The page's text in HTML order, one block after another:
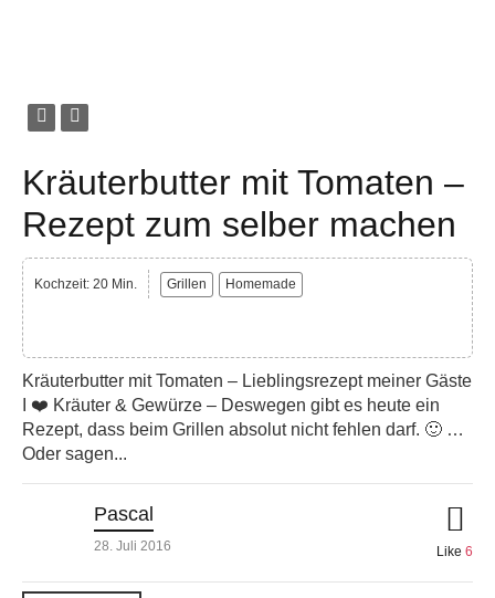
Kräuterbutter mit Tomaten –
Rezept zum selber machen
Kochzeit: 20 Min. Grillen Homemade
Kräuterbutter mit Tomaten – Lieblingsrezept meiner Gäste
I ❤️ Kräuter & Gewürze – Deswegen gibt es heute ein
Rezept, dass beim Grillen absolut nicht fehlen darf. 🙂 …
Oder sagen...
Pascal
28. Juli 2016 Like 6